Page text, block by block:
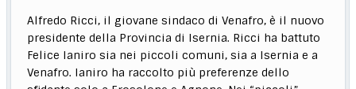
Alfredo Ricci, il giovane sindaco di Venafro, è il nuovo
presidente della Provincia di Isernia. Ricci ha battuto
Felice Ianiro sia nei piccoli comuni, sia a Isernia e a
Venafro. Ianiro ha raccolto più preferenze dello